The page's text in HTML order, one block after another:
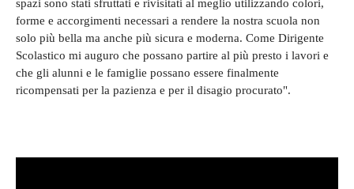
spazi sono stati sfruttati e rivisitati al meglio utilizzando colori,
forme e accorgimenti necessari a rendere la nostra scuola non
solo più bella ma anche più sicura e moderna. Come Dirigente
Scolastico mi auguro che possano partire al più presto i lavori e
che gli alunni e le famiglie possano essere finalmente
ricompensati per la pazienza e per il disagio procurato".